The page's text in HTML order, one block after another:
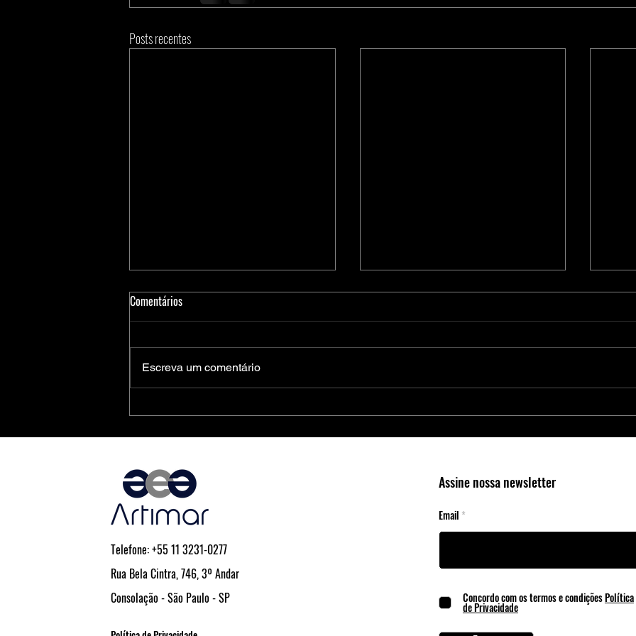
Posts recentes
Tendências em Montagem de Alta
Eficientes
MOSFETs Panjit: como escolher o
Comentários
Escreva um comentário
Telefone: +55 11 3231-0277
Rua Bela Cintra, 746, 3º Andar
Consolação - São Paulo - SP
Assine nossa newsletter
Email
Concordo com os termos e condiçõesPolítica
de Privacidade